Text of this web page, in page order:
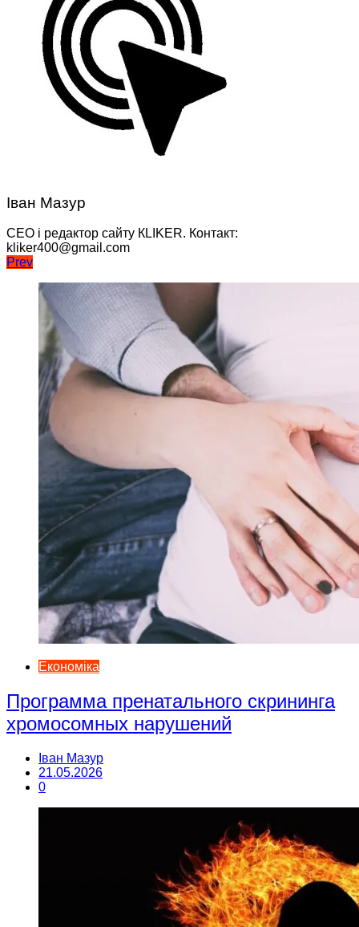
Іван Мазур
CEO і редактор сайту КLIKER. Контакт:
kliker400@gmail.com
Навігація
записів
Prev
Економіка
Программа пренатального скрининга
хромосомных нарушений
Іван Мазур
21.05.2026
0